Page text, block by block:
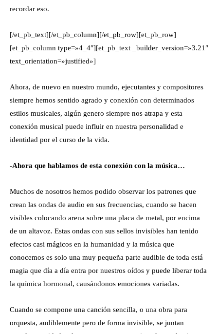
recordar eso.
[/et_pb_text][/et_pb_column][/et_pb_row][et_pb_row]
[et_pb_column type=»4_4″][et_pb_text _builder_version=»3.21″
text_orientation=»justified»]
Ahora, de nuevo en nuestro mundo, ejecutantes y compositores
siempre hemos sentido agrado y conexión con determinados
estilos musicales, algún genero siempre nos atrapa y esta
conexión musical puede influir en nuestra personalidad e
identidad por el curso de la vida.
-Ahora que hablamos de esta conexión con la música…
Muchos de nosotros hemos podido observar los patrones que
crean las ondas de audio en sus frecuencias, cuando se hacen
visibles colocando arena sobre una placa de metal, por encima
de un altavoz. Estas ondas con sus sellos invisibles han tenido
efectos casi mágicos en la humanidad y la música que
conocemos es solo una muy pequeña parte audible de toda está
magia que día a día entra por nuestros oídos y puede liberar toda
la química hormonal, causándonos emociones variadas.
Cuando se compone una canción sencilla, o una obra para
orquesta, audiblemente pero de forma invisible, se juntan